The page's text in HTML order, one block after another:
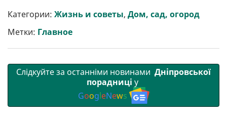
р
и
и
b
o
k
t
e
l g
r
s
A
r l
Категории: Жизнь и советы, Дом, сад, огород
Метки: Главное
Слідкуйте за останніми новинами Дніпровської
порадниці у
GoogleNews